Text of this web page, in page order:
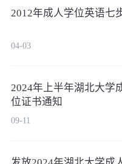
2012年成人学位英语七
04-03
2024年上半年湖北大学
位证书通知
09-11